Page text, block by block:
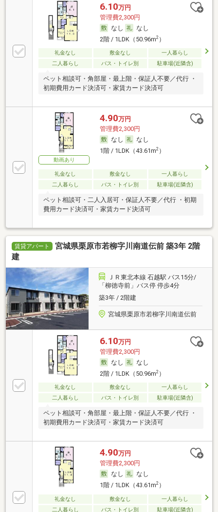
6.10万円
管理費2,300円
なし
なし
2階 / 1LDK（50.96m2）
礼金なし 敷金なし
一人暮らし
二人暮らし
バス・トイレ別 駐車場(近隣含)
ペット相談可・角部屋・最上階・保証人不要／代行 ・
初期費用カード決済可・家賃カード決済可
動画あり
4.90万円
管理費2,300円
なし
なし
1階 / 1LDK（43.61m2）
礼金なし 敷金なし
一人暮らし
二人暮らし
バス・トイレ別 駐車場(近隣含)
ペット相談可・二人入居可・保証人不要／代行 ・初期
費用カード決済可・家賃カード決済可
賃貸アパート
宮城県栗原市若柳字川南道伝前 築3年 2階
建
ＪＲ東北本線 石越駅 バス15分/
「柳徳寺前」バス停 停歩4分
築3年 / 2階建
宮城県栗原市若柳字川南道伝前
6.10万円
管理費2,300円
なし
なし
2階 / 1LDK（50.96m2）
礼金なし 敷金なし
一人暮らし
二人暮らし
バス・トイレ別 駐車場(近隣含)
ペット相談可・角部屋・最上階・保証人不要／代行 ・
初期費用カード決済可・家賃カード決済可
4.90万円
管理費2,300円
なし
なし
1階 / 1LDK（43.61m2）
礼金なし 敷金なし
一人暮らし
二人暮らし
バス・トイレ別 駐車場(近隣含)